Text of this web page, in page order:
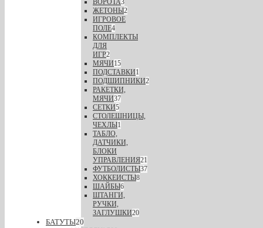
ВОРОТА3
ЖЕТОНЫ2
ИГРОВОЕ
ПОЛЕ4
КОМПЛЕКТЫ
ДЛЯ
ИГР2
МЯЧИ15
ПОДСТАВКИ1
ПОДШИПНИКИ2
РАКЕТКИ,
МЯЧИ37
СЕТКИ5
СТОЛЕШНИЦЫ,
ЧЕХЛЫ1
ТАБЛО,
ДАТЧИКИ,
БЛОКИ
УПРАВЛЕНИЯ21
ФУТБОЛИСТЫ37
ХОККЕИСТЫ8
ШАЙБЫ6
ШТАНГИ,
РУЧКИ,
ЗАГЛУШКИ20
БАТУТЫ20